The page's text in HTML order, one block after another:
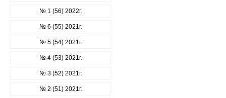
№ 1 (56) 2022г.
№ 6 (55) 2021г.
№ 5 (54) 2021г.
№ 4 (53) 2021г.
№ 3 (52) 2021г.
№ 2 (51) 2021г.